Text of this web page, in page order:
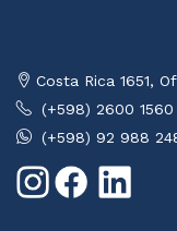
Costa Rica 1651,
(+598) 2600 1560
(+598) 92 988